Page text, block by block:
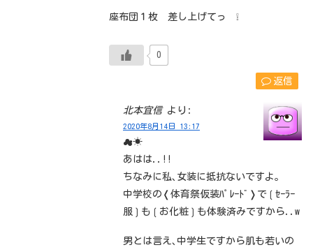
座布団１枚 差し上げてっ ❕
0
返信
北本宜信 より:
2020年8月14日 13:17
☁☀
あはは..!!
ちなみに私､女装に抵抗ないですよ。
中学校の❬体育祭仮装ﾊﾟﾚｰﾄﾞ❭で❲ｾｰﾗｰ
服❳も❲お化粧❳も体験済みですから..w
男とは言え､中学生ですから肌も若いの